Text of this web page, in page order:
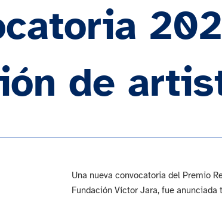
de
Una nueva convocatoria del Premio
Fundación Víctor Jara, fue